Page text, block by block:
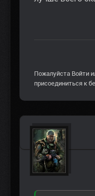
Пожалуйста Войти
присоединиться к